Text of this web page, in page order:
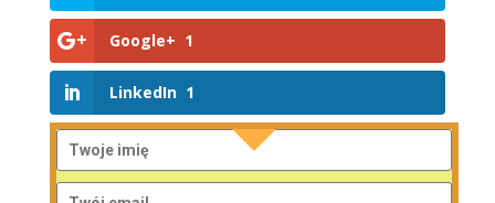
Google+ 1
LinkedIn 1